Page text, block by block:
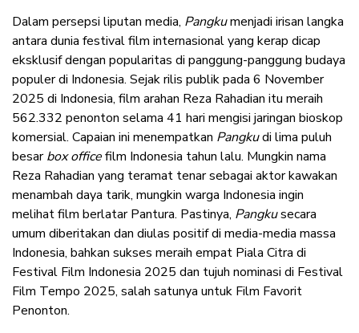
Dalam persepsi liputan media, Pangkumenjadi irisan langka
antara dunia festival film internasional yang kerap dicap
eksklusif dengan popularitas di panggung-panggung budaya
populer di Indonesia. Sejak rilis publik pada 6 November
2025 di Indonesia, film arahan Reza Rahadian itu meraih
562.332 penonton selama 41 hari mengisi jaringan bioskop
komersial. Capaian ini menempatkan Pangkudi lima puluh
besarbox officefilm Indonesia tahun lalu. Mungkin nama
Reza Rahadian yang teramat tenar sebagai aktor kawakan
menambah daya tarik, mungkin warga Indonesia ingin
melihat film berlatar Pantura. Pastinya, Pangkusecara
umum diberitakan dan diulas positif di media-media massa
Indonesia, bahkan sukses meraih empat Piala Citra di
Festival Film Indonesia 2025 dan tujuh nominasi di Festival
Film Tempo 2025, salah satunya untuk Film Favorit
Penonton.